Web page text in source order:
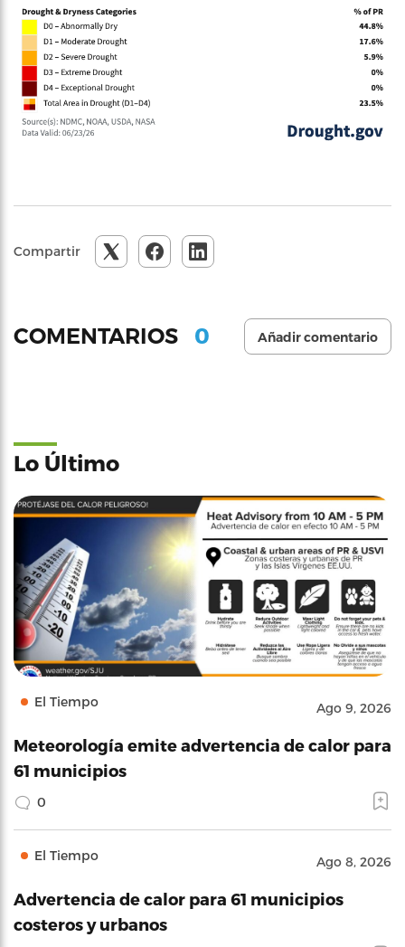
Compartir
COMENTARIOS 0 Añadir comentario
Lo Último
El Tiempo Ago 9, 2026
Meteorología emite advertencia de calor para
61 municipios
0
El Tiempo Ago 8, 2026
Advertencia de calor para 61 municipios
costeros y urbanos